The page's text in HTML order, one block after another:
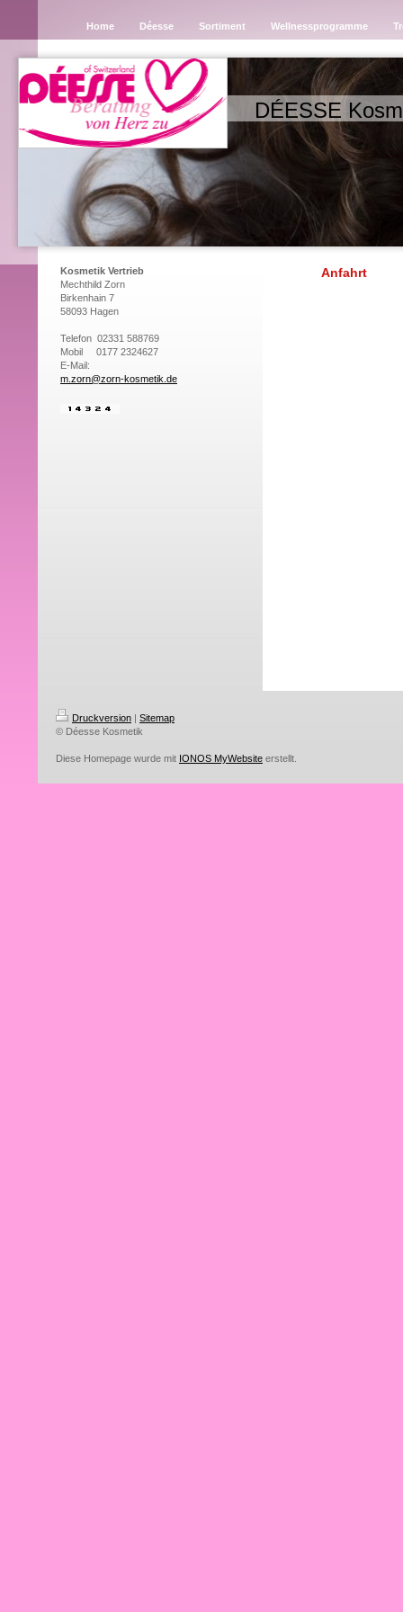
Home Déesse Sortiment Wellnessprogramme
DÉESSE
Kosmetik Vertrieb
Mechthild Zorn
Birkenhain 7
58093 Hagen
Telefon 02331 588769
Mobil 0177 2324627
E-Mail:
m.zorn@zorn-kosmetik.de
Anfahrt
Druckversion | Sitemap
© Déesse Kosmetik
Diese Homepage wurde mit IONOS MyWebsite erstellt.